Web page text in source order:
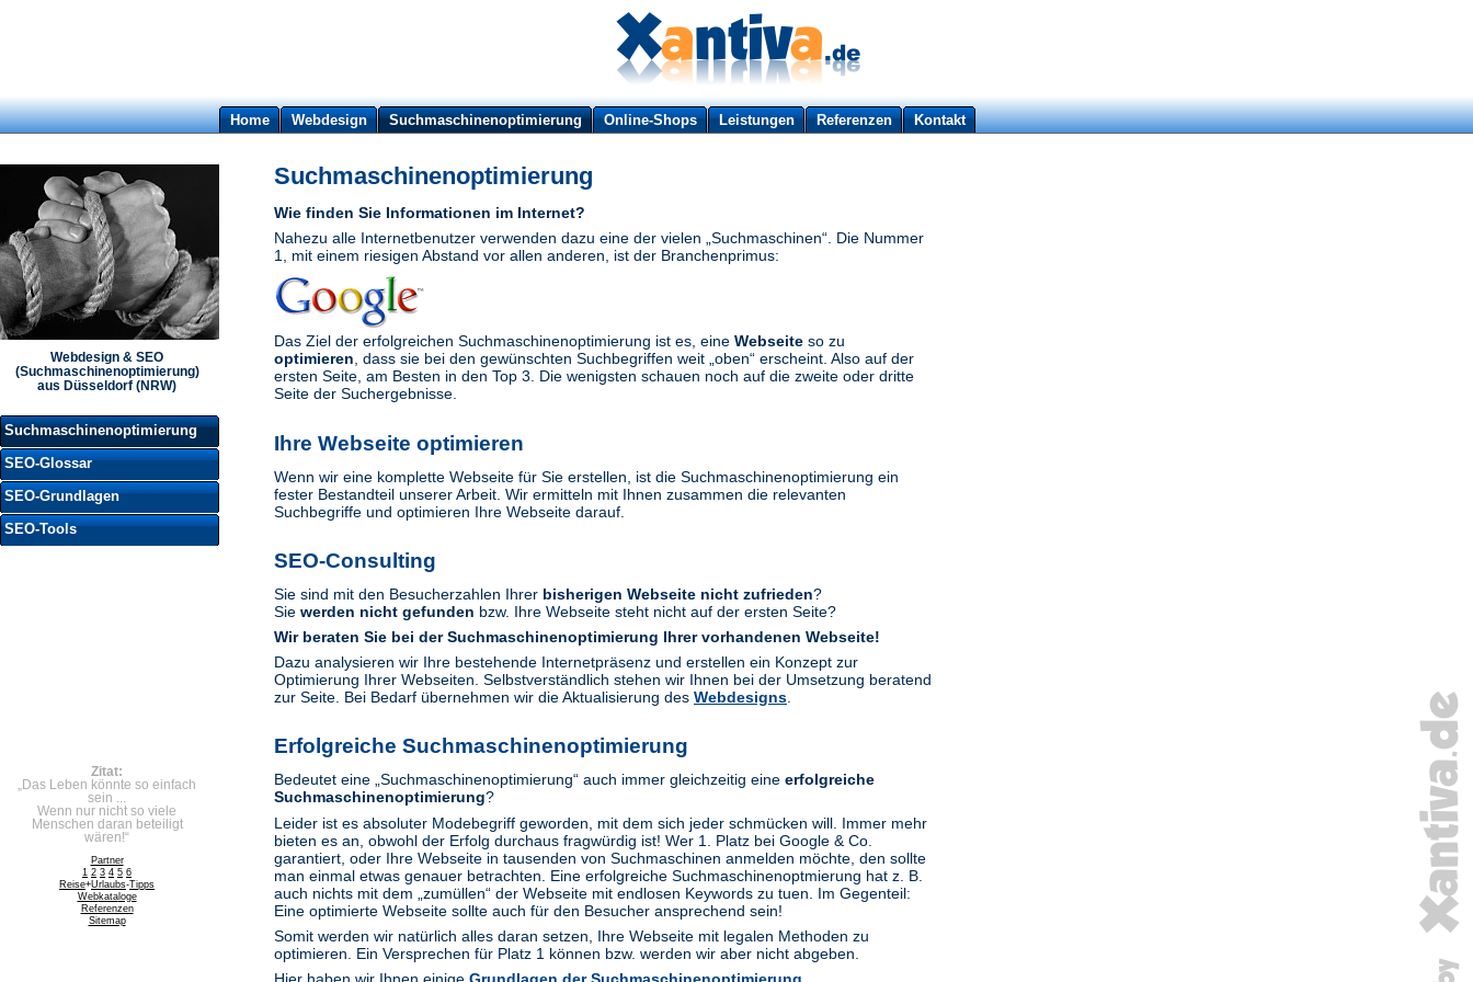
Suchmaschinenoptimierung
Wie finden Sie Informationen im Internet?
Nahezu alle Internetbenutzer verwenden dazu eine der vielen „Suchmaschinen“. Die Nummer
1, mit einem riesigen Abstand vor allen anderen, ist der Branchenprimus:
Das Ziel der erfolgreichen Suchmaschinenoptimierung ist es, eine Webseite so zu
optimieren, dass sie bei den gewünschten Suchbegriffen weit „oben“ erscheint. Also auf der
ersten Seite, am Besten in den Top 3. Die wenigsten schauen noch auf die zweite oder dritte
Seite der Suchergebnisse.
Ihre Webseite optimieren
Wenn wir eine komplette Webseite für Sie erstellen, ist die Suchmaschinenoptimierung ein
fester Bestandteil unserer Arbeit. Wir ermitteln mit Ihnen zusammen die relevanten
Suchbegriffe und optimieren Ihre Webseite darauf.
SEO-Consulting
Sie sind mit den Besucherzahlen Ihrer bisherigen Webseite nicht zufrieden?
Sie werden nicht gefunden bzw. Ihre Webseite steht nicht auf der ersten Seite?
Wir beraten Sie bei der Suchmaschinenoptimierung Ihrer vorhandenen Webseite!
Dazu analysieren wir Ihre bestehende Internetpräsenz und erstellen ein Konzept zur
Optimierung Ihrer Webseiten. Selbstverständlich stehen wir Ihnen bei der Umsetzung beratend
zur Seite. Bei Bedarf übernehmen wir die Aktualisierung des Webdesigns.
Erfolgreiche Suchmaschinenoptimierung
Bedeutet eine „Suchmaschinenoptimierung“ auch immer gleichzeitig eine erfolgreiche
Suchmaschinenoptimierung?
Leider ist es absoluter Modebegriff geworden, mit dem sich jeder schmücken will. Immer mehr
bieten es an, obwohl der Erfolg durchaus fragwürdig ist! Wer 1. Platz bei Google & Co.
garantiert, oder Ihre Webseite in tausenden von Suchmaschinen anmelden möchte, den sollte
man einmal etwas genauer betrachten. Eine erfolgreiche Suchmaschinenoptmierung hat z. B.
auch nichts mit dem „zumüllen“ der Webseite mit endlosen Keywords zu tuen. Im Gegenteil:
Eine optimierte Webseite sollte auch für den Besucher ansprechend sein!
Somit werden wir natürlich alles daran setzen, Ihre Webseite mit legalen Methoden zu
optimieren. Ein Versprechen für Platz 1 können bzw. werden wir aber nicht abgeben.
Webdesign & SEO
(Suchmaschinenoptimierung)
aus Düsseldorf (NRW)
Suchmaschinenoptimierung
SEO-Glossar
SEO-Grundlagen
SEO-Tools
Zitat:
„Das Leben könnte so einfach
sein ...
Wenn nur nicht so viele
Menschen daran beteiligt
wären!“
Partner
1 2 3 4 5 6
Reise+Urlaubs-Tipps
Webkataloge
Referenzen
Sitemap
Home Webdesign Suchmaschinenoptimierung Online-Shops Leistungen Referenzen Kontakt